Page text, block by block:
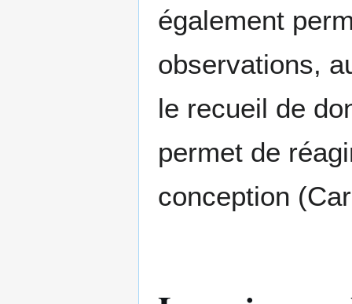
également
observations,
le recueil de
permet de
conception